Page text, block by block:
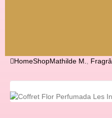
HomeShopMathilde M.